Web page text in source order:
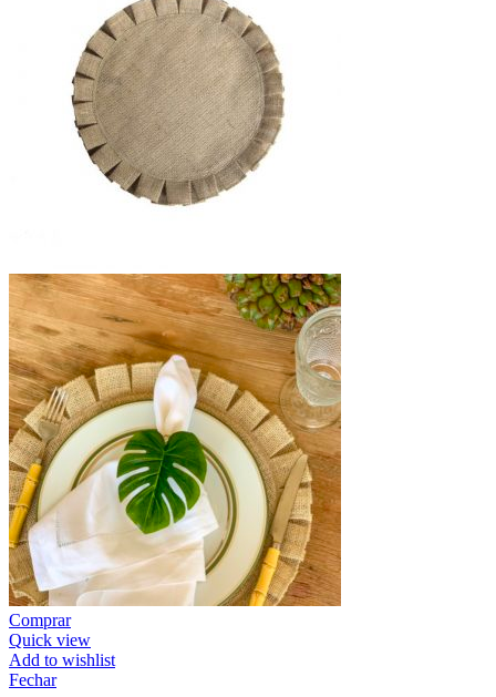
Comprar
Quick view
Add to wishlist
Fechar